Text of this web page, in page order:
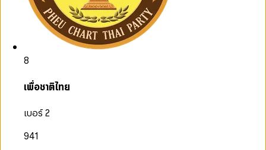
8
เพื่อชาติไทย
เบอร์ 2
941